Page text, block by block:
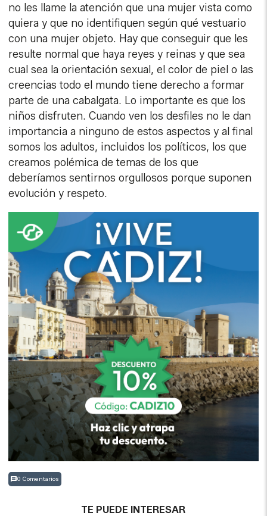
no les llame la atención que una mujer vista como
quiera y que no identifiquen según qué vestuario
con una mujer objeto. Hay que conseguir que les
resulte normal que haya reyes y reinas y que sea
cual sea la orientación sexual, el color de piel o las
creencias todo el mundo tiene derecho a formar
parte de una cabalgata. Lo importante es que los
niños disfruten. Cuando ven los desfiles no le dan
importancia a ninguno de estos aspectos y al final
somos los adultos, incluidos los políticos, los que
creamos polémica de temas de los que
deberíamos sentirnos orgullosos porque suponen
evolución y respeto.
0 Comentarios
TE PUEDE INTERESAR